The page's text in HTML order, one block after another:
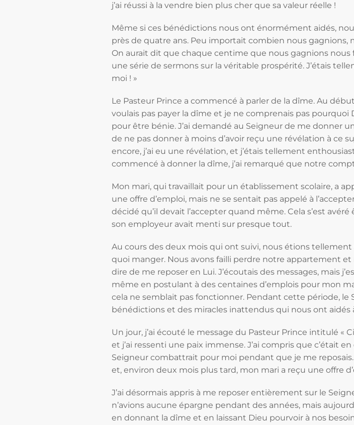
j’ai réussi à la vendre bien plus cher que sa valeur réelle !
Même si ces bénédictions nous ont énormément aidés,
près de quatre ans. Peu importait combien nous gagnions,
On aurait dit que chaque centime que nous gagnions nous
une série de sermons sur la véritable prospérité. J’étais
moi ! »
Le Pasteur Prince a commencé à parler de la dîme. Au
voulais pas payer la dîme et je ne comprenais pas pourquoi
pour être bénie. J’ai demandé au Seigneur de me donner
de ne pas donner à moins d’avoir reçu une révélation à ce
encore, j’ai eu une révélation, et j’étais tellement
commencé à donner la dîme, j’ai remarqué que notre
Mon mari, qui travaillait pour un établissement scolaire, a
une offre d’emploi, mais ne se sentait pas appelé à
décidé qu’il devait l’accepter quand même. Cela s’est
son employeur avait menti sur presque tout.
Au cours des deux mois qui ont suivi, nous étions
quoi manger. Nous avons failli perdre notre appartement et
dire de me reposer en Lui. J’écoutais des messages, mais
même en postulant à des centaines d’emplois pour mon
cela ne semblait pas fonctionner. Pendant cette période, le
bénédictions et des miracles inattendus qui nous ont
Un jour, j’ai écouté le message du Pasteur Prince intitulé «
et j’ai ressenti une paix immense. J’ai compris que c’était
Seigneur combattrait pour moi pendant que je me
et, environ deux mois plus tard, mon mari a reçu une offre
J’ai désormais appris à me reposer entièrement sur le
n’avions aucune épargne pendant des années, mais
en donnant la dîme et en laissant Dieu pourvoir à nos